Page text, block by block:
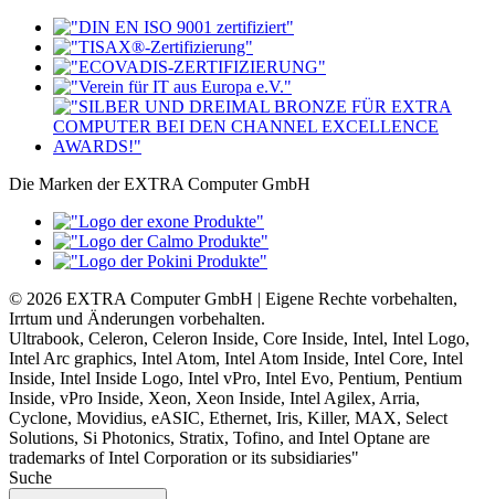
Die Marken der EXTRA Computer GmbH
© 2026 EXTRA Computer GmbH | Eigene Rechte vorbehalten,
Irrtum und Änderungen vorbehalten.
Ultrabook, Celeron, Celeron Inside, Core Inside, Intel, Intel Logo,
Intel Arc graphics, Intel Atom, Intel Atom Inside, Intel Core, Intel
Inside, Intel Inside Logo, Intel vPro, Intel Evo, Pentium, Pentium
Inside, vPro Inside, Xeon, Xeon Inside, Intel Agilex, Arria,
Cyclone, Movidius, eASIC, Ethernet, Iris, Killer, MAX, Select
Solutions, Si Photonics, Stratix, Tofino, and Intel Optane are
trademarks of Intel Corporation or its subsidiaries"
Suche